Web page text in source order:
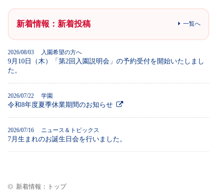
新着情報：新着投稿 一覧へ
2026/08/03 入園希望の方へ
9月10日（木）「第2回入園説明会」の予約受付を開始いたしまし
た。
2026/07/22 学園
令和8年度夏季休業期間のお知らせ
2026/07/16 ニュース＆トピックス
7月生まれのお誕生日会を行いました。
新着情報：トップ